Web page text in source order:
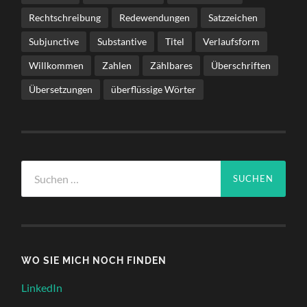
Rechtschreibung Redewendungen Satzzeichen
Subjunctive Substantive Titel Verlaufsform
Willkommen Zahlen Zählbares Überschriften
Übersetzungen überflüssige Wörter
nach:
WO SIE MICH NOCH FINDEN
LinkedIn